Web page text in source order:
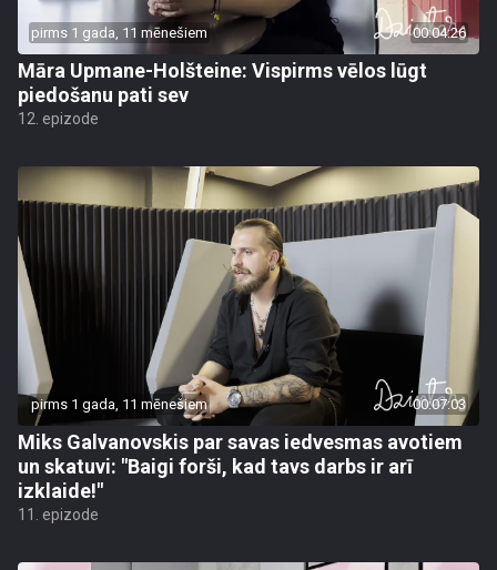
pirms 1 gada, 11 mēnešiem 00:04:26
Māra Upmane-Holšteine: Vispirms vēlos lūgt
piedošanu pati sev
12. epizode
pirms 1 gada, 11 mēnešiem 00:07:03
Miks Galvanovskis par savas iedvesmas avotiem
un skatuvi: "Baigi forši, kad tavs darbs ir arī
izklaide!"
11. epizode